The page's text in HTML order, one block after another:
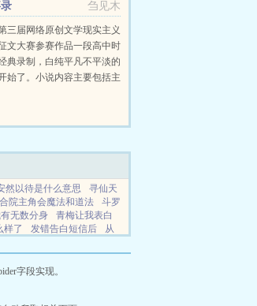
，她来的地方居...
刍见木
三届网络原创文学现实主义
文大赛参赛作品一段高中时
典录制，白纯平凡不平淡的
始了。小说内容主要包括主
见木早期作品，语言风格轻
然以待是什么意思
寻仙天
院主角会魔法和道法
斗罗
无数分身
青梅让我表白
样了 发错告白短信后
从
节阅读
成了九叔石坚大师
是男人什么意思
字段实现。